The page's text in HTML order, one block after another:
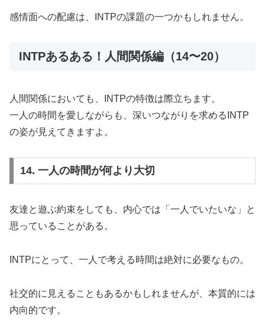
感情面への配慮は、INTPの課題の一つかもしれません。
INTPあるある！人間関係編（14〜20）
人間関係においても、INTPの特徴は際立ちます。
一人の時間を愛しながらも、深いつながりを求めるINTP
の姿が見えてきますよ。
14. 一人の時間が何より大切
友達と遊ぶ約束をしても、内心では「一人でいたいな」と
思っていることがある。
INTPにとって、一人で考える時間は絶対に必要なもの。
社交的に見えることもあるかもしれませんが、本質的には
内向的です。